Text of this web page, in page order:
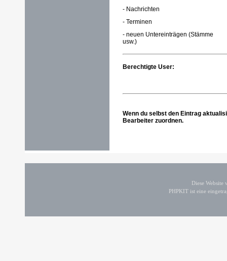
- Nachrichten
- Terminen
- neuen Untereinträgen (Stämme
usw.)
Berechtigte User:
Wenn du selbst den Eintrag
Bearbeiter zuordnen.
Diese
PHPKIT ist eine